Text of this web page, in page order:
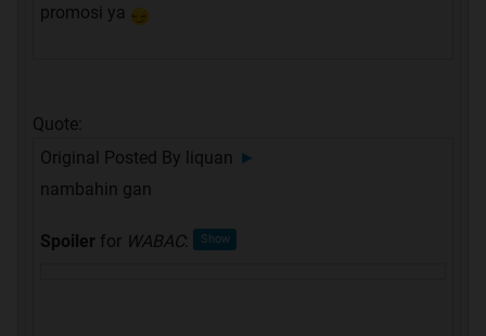
promosi ya
Quote:
Original Posted By liquan ►
nambahin gan
Spoiler for WABAC: